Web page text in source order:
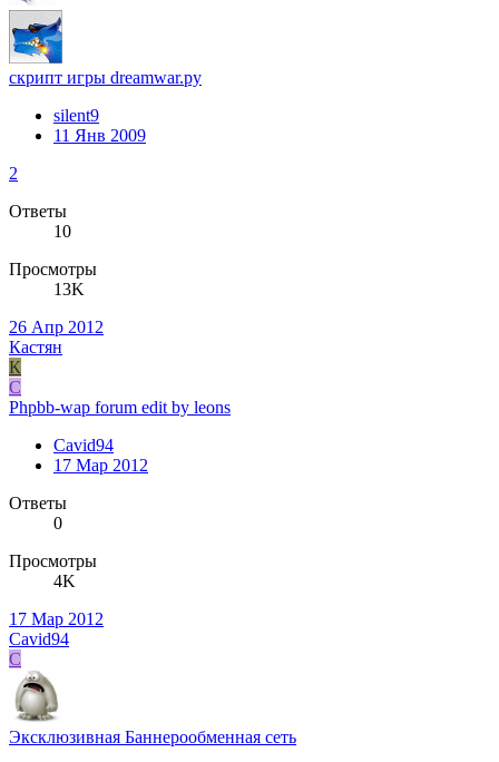
скрипт игры dreamwar.ру
silent9
11 Янв 2009
2
Ответы
10
Просмотры
13K
26 Апр 2012
Кастян
К
C
Phpbb-wap forum edit by leons
Cavid94
17 Мар 2012
Ответы
0
Просмотры
4K
17 Мар 2012
Cavid94
C
Эксклюзивная Баннерообменная сеть